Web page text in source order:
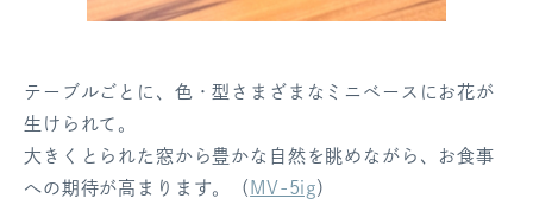
テーブルごとに、色・型さまざまなミニベースにお花が
生けられて。
大きくとられた窓から豊かな自然を眺めながら、お食事
への期待が高まります。（ MV-5ig）